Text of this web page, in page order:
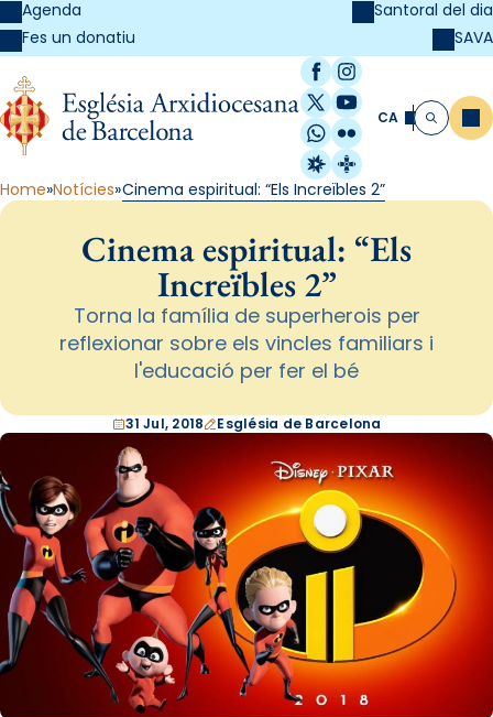
Agenda
Fes un donatiu
Santoral del dia
SAVA
Facebook
Instagram
X / Twitter
YouTube
WhatsApp
Flickr
Radio Estel
Catalunya
CA Cerca
Home Notícies Cinema espiritual: “Els Increïbles 2”
Cinema espiritual: “Els
Increïbles 2”
Torna la família de superherois per
reflexionar sobre els vincles familiars i
l'educació per fer el bé
31 Jul, 2018 Església de Barcelona